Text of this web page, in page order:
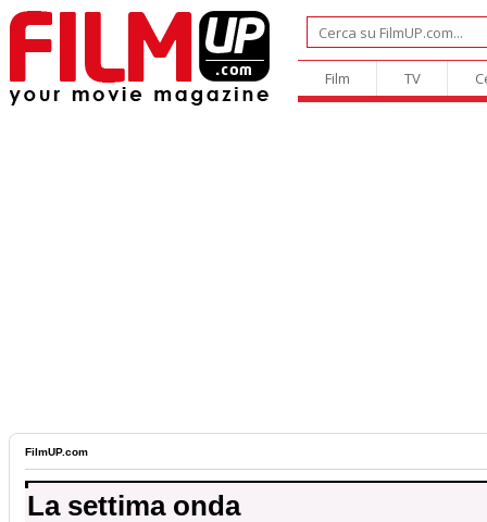
Film TV
FilmUP.com
La settima onda